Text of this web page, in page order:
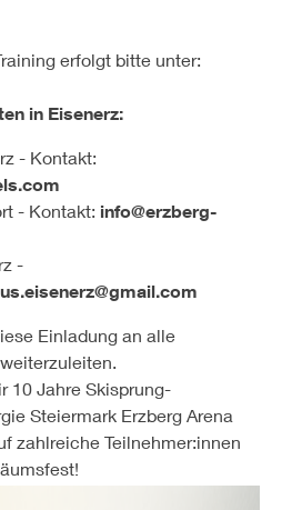
erfolgt bitte unter:
in Eisenerz:
- Kontakt:
- Kontakt: info@erzberg-
-
Einladung an alle
10 Jahre Skisprung-
Steiermark Erzberg Arena
zahlreiche Teilnehmer:innen